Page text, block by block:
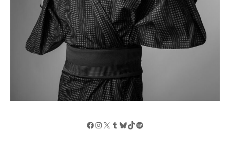
Facebook
Instagram
X Tumblr
Bluesky
TikTokSpotify